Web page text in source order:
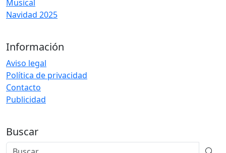
Musical
Navidad 2025
Información
Aviso legal
Política de privacidad
Contacto
Publicidad
Buscar